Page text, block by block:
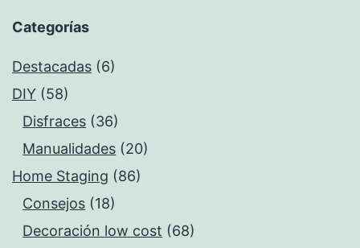
Categorías
Destacadas (6)
DIY (58)
Disfraces (36)
Manualidades (20)
Home Staging (86)
Consejos (18)
Decoración low cost (68)